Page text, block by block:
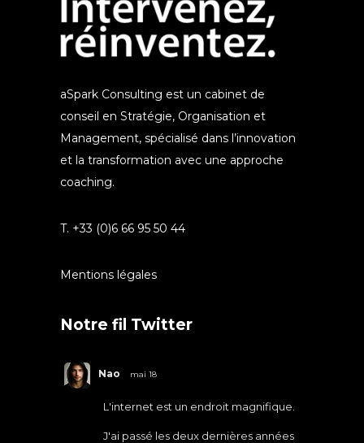
aSpark Consulting est un cabinet de
conseil en Stratégie, Organisation et
Management, spécialisé dans l’innovation
et la transformation avec une approche
coaching.
T. +33 (0)6 66 95 50 44
Mentions légales
Notre fil Twitter
Nao mai 18
L'internet est un endroit magnifique.
J'ai passé les deux dernières années